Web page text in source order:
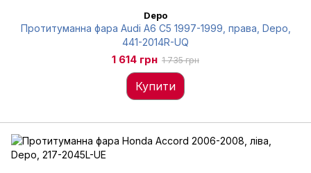
Depo
Протитуманна фара Audi A6 C5 1997-1999, права, Depo,
441-2014R-UQ
1 614 грн 1 735 грн
Купити